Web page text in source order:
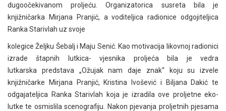
dugoočekivanom proljeću. Organizatorica susreta bila je
knjižničarka Mirjana Pranjić, a voditeljica radionice odgojiteljica
Ranka Starivlah uz svoje
kolegice Željku Šebalj i Maju Senić. Kao motivacija likovnoj radionici
izrade štapnih lutkica- vjesnika proljeća bila je vedra
lutkarska predstava „Ožujak nam daje znak“ koju su izvele
knjižničarke Mirjana Pranjić, Kristina Ivošević i Biljana Dakić te
odgajateljica Ranka Starivlah koja je izradila ove proljetne eko-
lutke te osmislila scenografiju. Nakon pjevanja proljetnih pjesama